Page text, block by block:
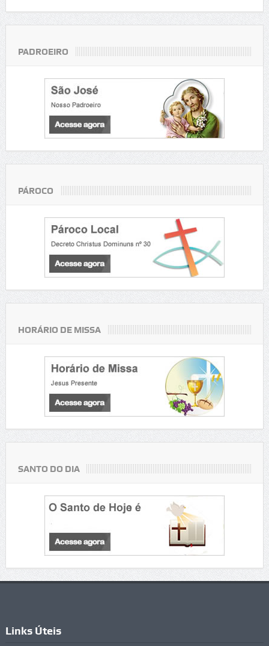
PADROEIRO
PÁROCO
HORÁRIO DE MISSA
SANTO DO DIA
Links Úteis